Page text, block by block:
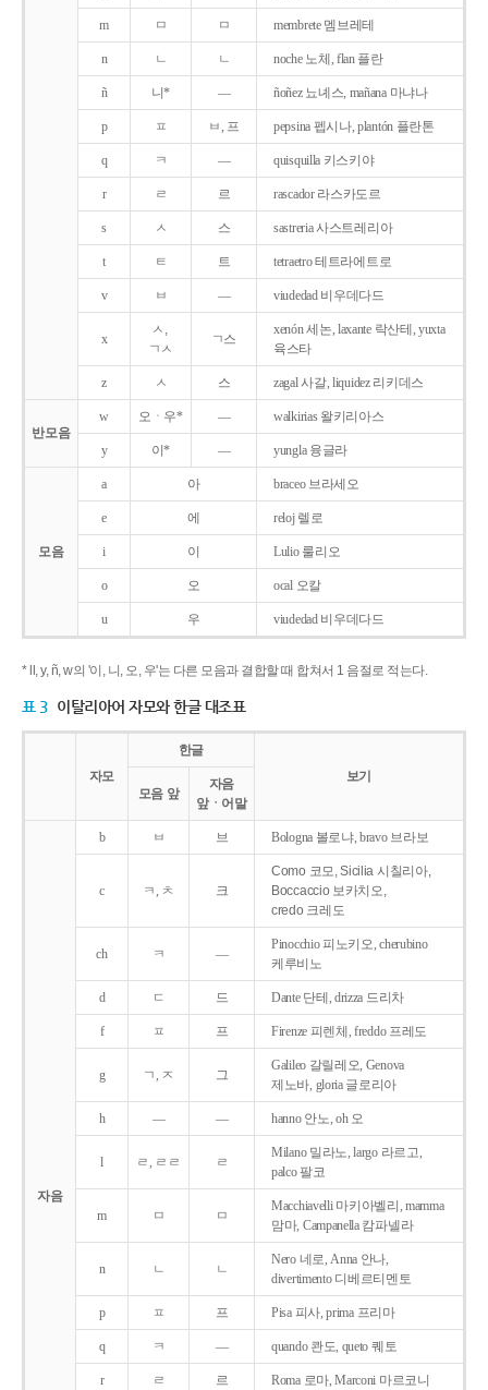
m ㅁ ㅁ membrete 멤브레테
n ㄴ ㄴ noche 노체, flan 플란
ñ 니* ― ñoñez 뇨녜스, mañana 마냐나
p ㅍ ㅂ, 프 pepsina 펩시나, plantón 플란톤
q ㅋ ― quisquilla 키스키야
r ㄹ 르 rascador 라스카도르
s ㅅ 스 sastreria 사스트레리아
t ㅌ 트 tetraetro 테트라에트로
v ㅂ ― viudedad 비우데다드
x
ㅅ,
ㄱㅅ
ㄱ스
xenón 세논, laxante 락산테, yuxta
육스타
z ㅅ 스 zagal 사갈, liquidez 리키데스
반모음
w 오ㆍ우* ― walkirias 왈키리아스
y 이* ― yungla 융글라
모음
a 아 braceo 브라세오
e 에 reloj 렐로
i 이 Lulio 룰리오
o 오 ocal 오칼
u 우 viudedad 비우데다드
* ll, y, ñ, w의 '이, 니, 오, 우'는 다른 모음과 결합할 때 합쳐서 1 음절로 적는다.
표 3 이탈리아어 자모와 한글 대조표
자모
한글
보기
모음 앞
자음
앞ㆍ어말
자음
b ㅂ 브 Bologna 볼로냐, bravo 브라보
c ㅋ, ㅊ 크
Como 코모, Sicilia 시칠리아,
Boccaccio 보카치오,
credo 크레도
ch ㅋ ―
Pinocchio 피노키오, cherubino
케루비노
d ㄷ 드 Dante 단테, drizza 드리차
f ㅍ 프 Firenze 피렌체, freddo 프레도
g ㄱ, ㅈ 그
Galileo 갈릴레오, Genova
제노바, gloria 글로리아
h ― ― hanno 안노, oh 오
l ㄹ, ㄹㄹ ㄹ
Milano 밀라노, largo 라르고,
palco 팔코
m ㅁ ㅁ
Macchiavelli 마키아벨리, mamma
맘마, Campanella 캄파넬라
n ㄴ ㄴ
Nero 네로, Anna 안나,
divertimento 디베르티멘토
p ㅍ 프 Pisa 피사, prima 프리마
q ㅋ ― quando 콴도, queto 퀘토
r ㄹ 르 Roma 로마, Marconi 마르코니